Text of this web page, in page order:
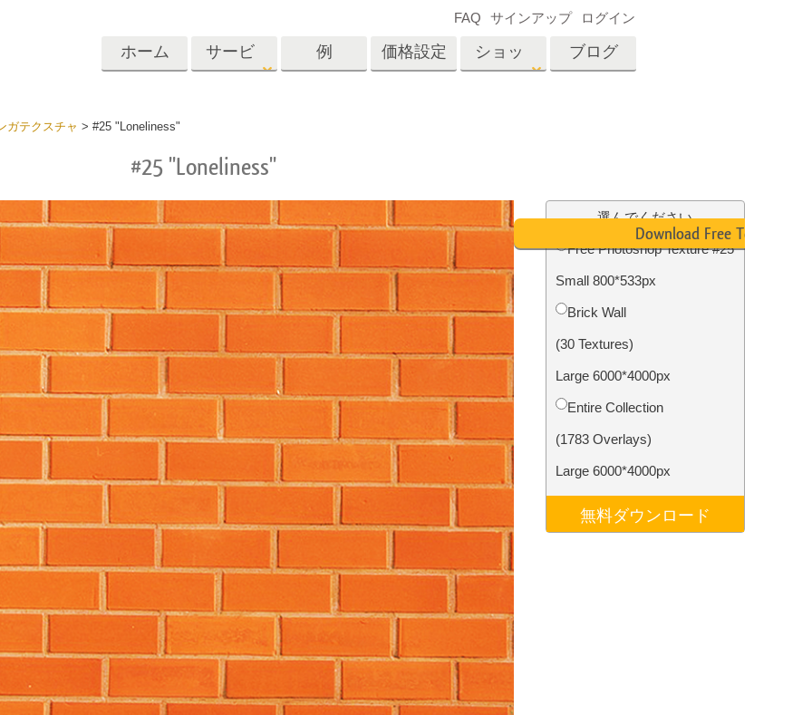
ホーム サービ
ービス
真編集サービ
AIが生成した衣料品モデ
画像操作料理内容
写真入力アプリケーショ
ッチ製品内容 ジュエリーレタッチ製品
内容
AIトレーニングデータ
例 価格設定 ショッ
ィールプリ
コレクショ
Photoshop
Photoshopアクション
Photoshopオーバーレイ
Photoshopテクスチャ
Psアクションコレクシ
ョン全体
Psはコレクション全体
バレンタインデーカ
結婚式招待状
子供の誕生日の招待
状
ビデオオーバーレイ
ブログ
FAQ サインアップ ログイン
ガテクスチャ > #25 "Loneliness"
#25 "Loneliness"
選んでください
Free Photoshop Texture #25
Small 800*533px
Brick Wall
(30 Textures)
Large 6000*4000px
Entire Collection
(1783 Overlays)
Large 6000*4000px
無料ダウンロード
Download Free Texture